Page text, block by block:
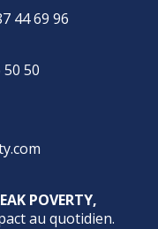
44 69 96
50
POVERTY,
au quotidien.